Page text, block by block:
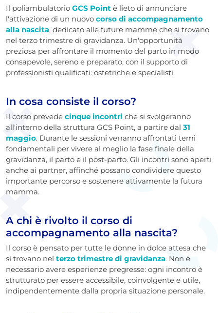
Il poliambulatorio GCS Point è lieto di annunciare
l'attivazione di un nuovo corso di accompagnamento
alla nascita, dedicato alle future mamme che si trovano
nel terzo trimestre di gravidanza. Un'opportunità
preziosa per affrontare il momento del parto in modo
consapevole, sereno e preparato, con il supporto di
professionisti qualificati: ostetriche e specialisti.
In cosa consiste il corso?
Il corso prevede cinque incontri che si svolgeranno
all'interno della struttura GCS Point, a partire dal 31
maggio. Durante le sessioni verranno affrontati temi
fondamentali per vivere al meglio la fase finale della
gravidanza, il parto e il post-parto. Gli incontri sono aperti
anche ai partner, affinché possano condividere questo
importante percorso e sostenere attivamente la futura
mamma.
A chi è rivolto il corso di
accompagnamento alla nascita?
Il corso è pensato per tutte le donne in dolce attesa che
si trovano nel terzo trimestre di gravidanza. Non è
necessario avere esperienze pregresse: ogni incontro è
strutturato per essere accessibile, coinvolgente e utile,
indipendentemente dalla propria situazione personale.